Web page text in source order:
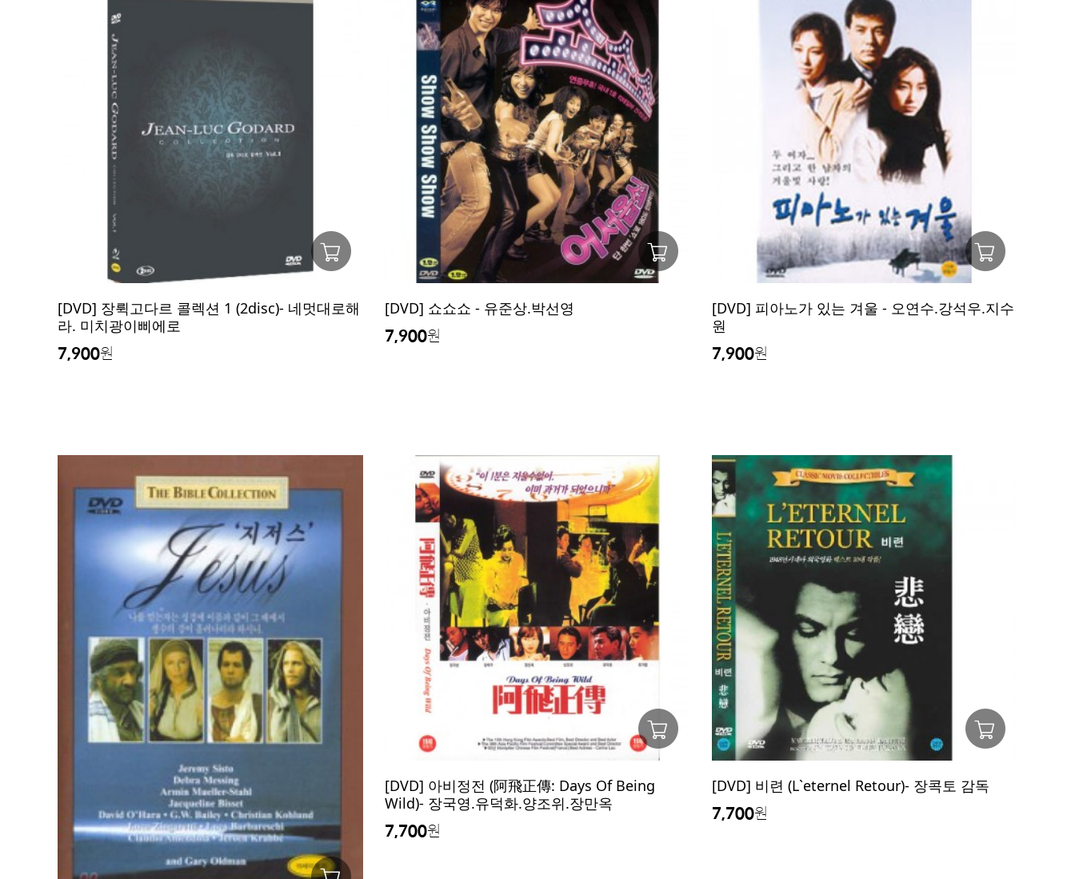
[DVD] 장뤽고다르 콜렉션 1 (2disc)- 네멋대로해
라. 미치광이삐에로
7,900원
[DVD] 쇼쇼쇼 - 유준상.박선영
7,900원
[DVD] 피아노가 있는 겨울 - 오연수.강석우.지수
원
7,900원
[DVD] 아비정전 (阿飛正傳: Days Of Being
Wild)- 장국영.유덕화.양조위.장만옥
7,700원
[DVD] 비련 (L`eternel Retour)- 장콕토 감독
7,700원